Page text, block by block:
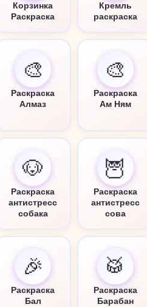
Корзинка
Раскраска
Кремль
раскраска
🎨
Раскраска
Алмаз
🎨
Раскраска
Ам Ням
🐶
Раскраска
антистресс
собака
🦉
Раскраска
антистресс
сова
🎉
Раскраска
Бал
🥁
Раскраска
Барабан